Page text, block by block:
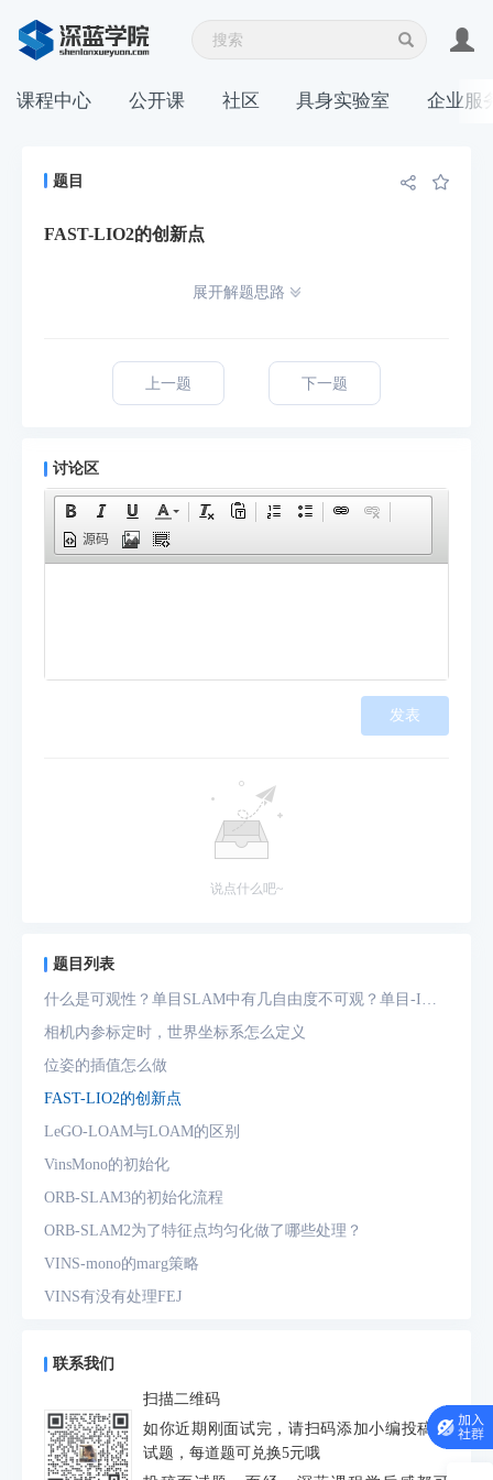
课程中心 公开课 社区 具身实验室 企业服
题目
FAST-LIO2的创新点
展开解题思路
上一题 下一题
讨论区
源码
发表
说点什么吧~
题目列表
什么是可观性？单目SLAM中有几自由度不可观？单目-IMU
系统中有几自由度不可观？
相机内参标定时，世界坐标系怎么定义
位姿的插值怎么做
FAST-LIO2的创新点
LeGO-LOAM与LOAM的区别
VinsMono的初始化
ORB-SLAM3的初始化流程
ORB-SLAM2为了特征点均匀化做了哪些处理？
VINS-mono的marg策略
VINS有没有处理FEJ
预积分中的bias如何处理
为什么要进行预积分
IMU测量方程是什么？噪声模型是什么？
动态场景对定位和建图分别有什么影响
联系我们
扫描二维码
如你近期刚面试完，请扫码添加小编投稿面
试题，每道题可兑换5元哦